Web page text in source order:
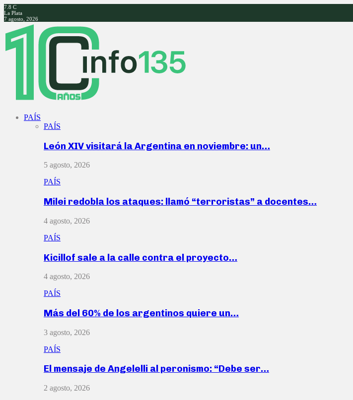
7.8 C
La Plata
7 agosto, 2026
Facebook
Twitter
Instagram
Youtube
PAÍS
PAÍS
León XIV visitará la Argentina en noviembre: un…
5 agosto, 2026
PAÍS
Milei redobla los ataques: llamó “terroristas” a docentes…
4 agosto, 2026
PAÍS
Kicillof sale a la calle contra el proyecto…
4 agosto, 2026
PAÍS
Más del 60% de los argentinos quiere un…
3 agosto, 2026
PAÍS
El mensaje de Angelelli al peronismo: “Debe ser…
2 agosto, 2026